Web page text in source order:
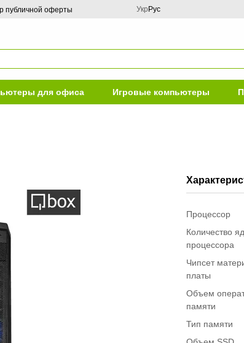
публичной оферты Укр Рус
для офиса Игровые компьютеры
Процессор
Количество
процессора
Чипсет
платы
Объем
памяти
Тип памяти